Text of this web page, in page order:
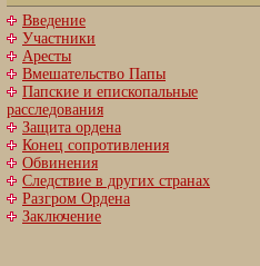
Введение
Участники
Аресты
Вмешательство Папы
Папские и епископальные
расследования
Защита ордена
Конец сопротивления
Обвинения
Следствие в других странах
Разгром Ордена
Заключение